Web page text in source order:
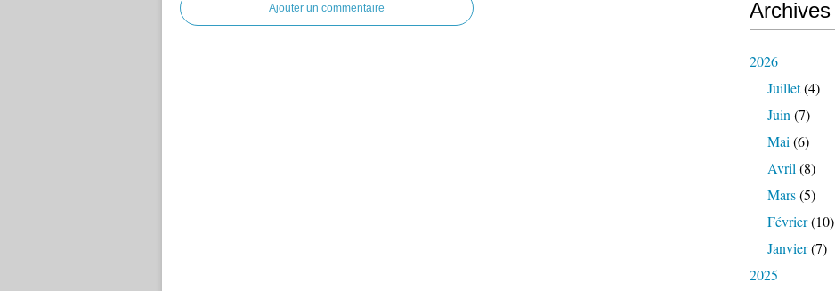
Ajouter un commentaire Archives
2026
Juillet(4)
Juin (7)
Mai (6)
Avril (8)
Mars(5)
Février(10)
Janvier(7)
2025